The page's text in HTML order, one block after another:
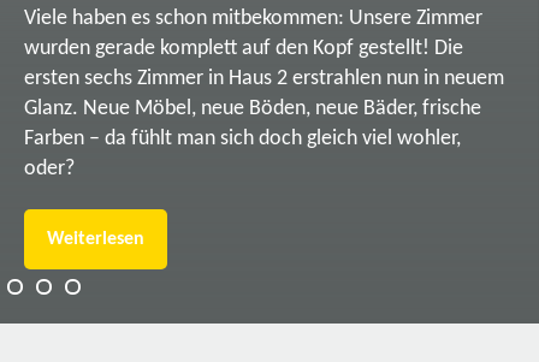
Viele haben es schon mitbekommen: Unsere Zimmer
wurden gerade komplett auf den Kopf gestellt! Die
ersten sechs Zimmer in Haus 2 erstrahlen nun in neuem
Glanz. Neue Möbel, neue Böden, neue Bäder, frische
Farben – da fühlt man sich doch gleich viel wohler,
oder?
Weiterlesen